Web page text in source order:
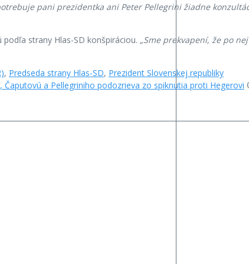
pani prezidentka ani Peter Pellegrini žiadne
strany Hlas-SD konšpiráciou. „Sme prekvapení, že po
, Predseda strany Hlas-SD, Prezident Slovenskej republiky
Čaputovú a Pellegriniho podozrieva zo spiknutia proti Hegerovi